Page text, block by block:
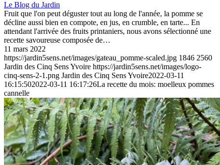
Le Blog du Jardin
Fruit que l'on peut déguster tout au long de l'année, la pomme se
décline aussi bien en compote, en jus, en crumble, en tarte... En
attendant l'arrivée des fruits printaniers, nous avons sélectionné une
recette savoureuse composée de…
11 mars 2022
https://jardin5sens.net/images/gateau_pomme-scaled.jpg 1846 2560
Jardin des Cinq Sens Yvoire https://jardin5sens.net/images/logo-
cinq-sens-2-1.png Jardin des Cinq Sens Yvoire2022-03-11
16:15:502022-03-11 16:17:26La recette du mois: moelleux pommes
cannelle